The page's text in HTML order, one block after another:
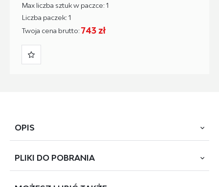
Twoja cena brutto:743 zł
Max liczba sztuk w paczce: 1
Liczba paczek: 1
OPIS
wymiary: 121/61/45 cm cm, materiał: spiek / MDF
PLIKI DO POBRANIA